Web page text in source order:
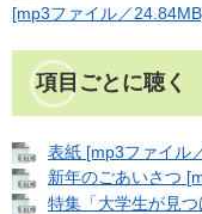
[mp3ファイル／
項目ごとに聴く
表紙 [mp3ファイル
新年のごあいさつ
特集「大学生が見つ